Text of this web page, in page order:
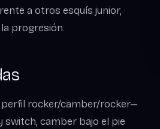
a otros esquís junior,
progresión.
perfil rocker/camber/rocker—
switch, camber bajo el pie